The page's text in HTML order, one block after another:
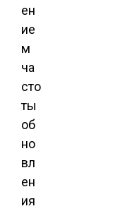
ен
ие
м
ча
сто
ты
об
но
вл
ен
ия